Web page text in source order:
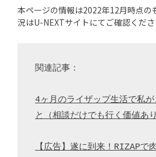
本ページの情報は2022年12月時点の
況はU-NEXTサイトにてご確認くださ
関連記事：
4ヶ月のライザップ生活で私
と（相談だけでも行く価値あり
【広告】遂に到来！RIZAPで